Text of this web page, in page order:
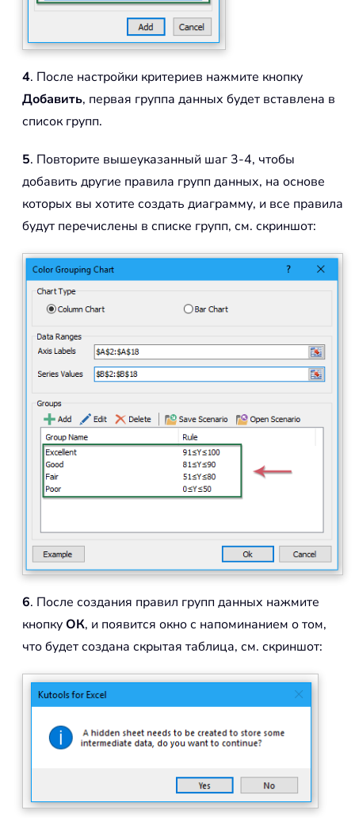
4. После настройки критериев нажмите кнопку
Добавить, первая группа данных будет вставлена в
список групп.
5. Повторите вышеуказанный шаг 3-4, чтобы
добавить другие правила групп данных, на основе
которых вы хотите создать диаграмму, и все правила
будут перечислены в списке групп, см. скриншот:
6. После создания правил групп данных нажмите
кнопкуОК, и появится окно с напоминанием о том,
что будет создана скрытая таблица, см. скриншот: